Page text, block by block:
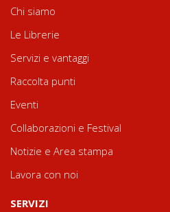
Chi siamo
Le Librerie
Servizi e vantaggi
Raccolta punti
Eventi
Collaborazioni e Festival
Notizie e Area stampa
Lavora con noi
SERVIZI